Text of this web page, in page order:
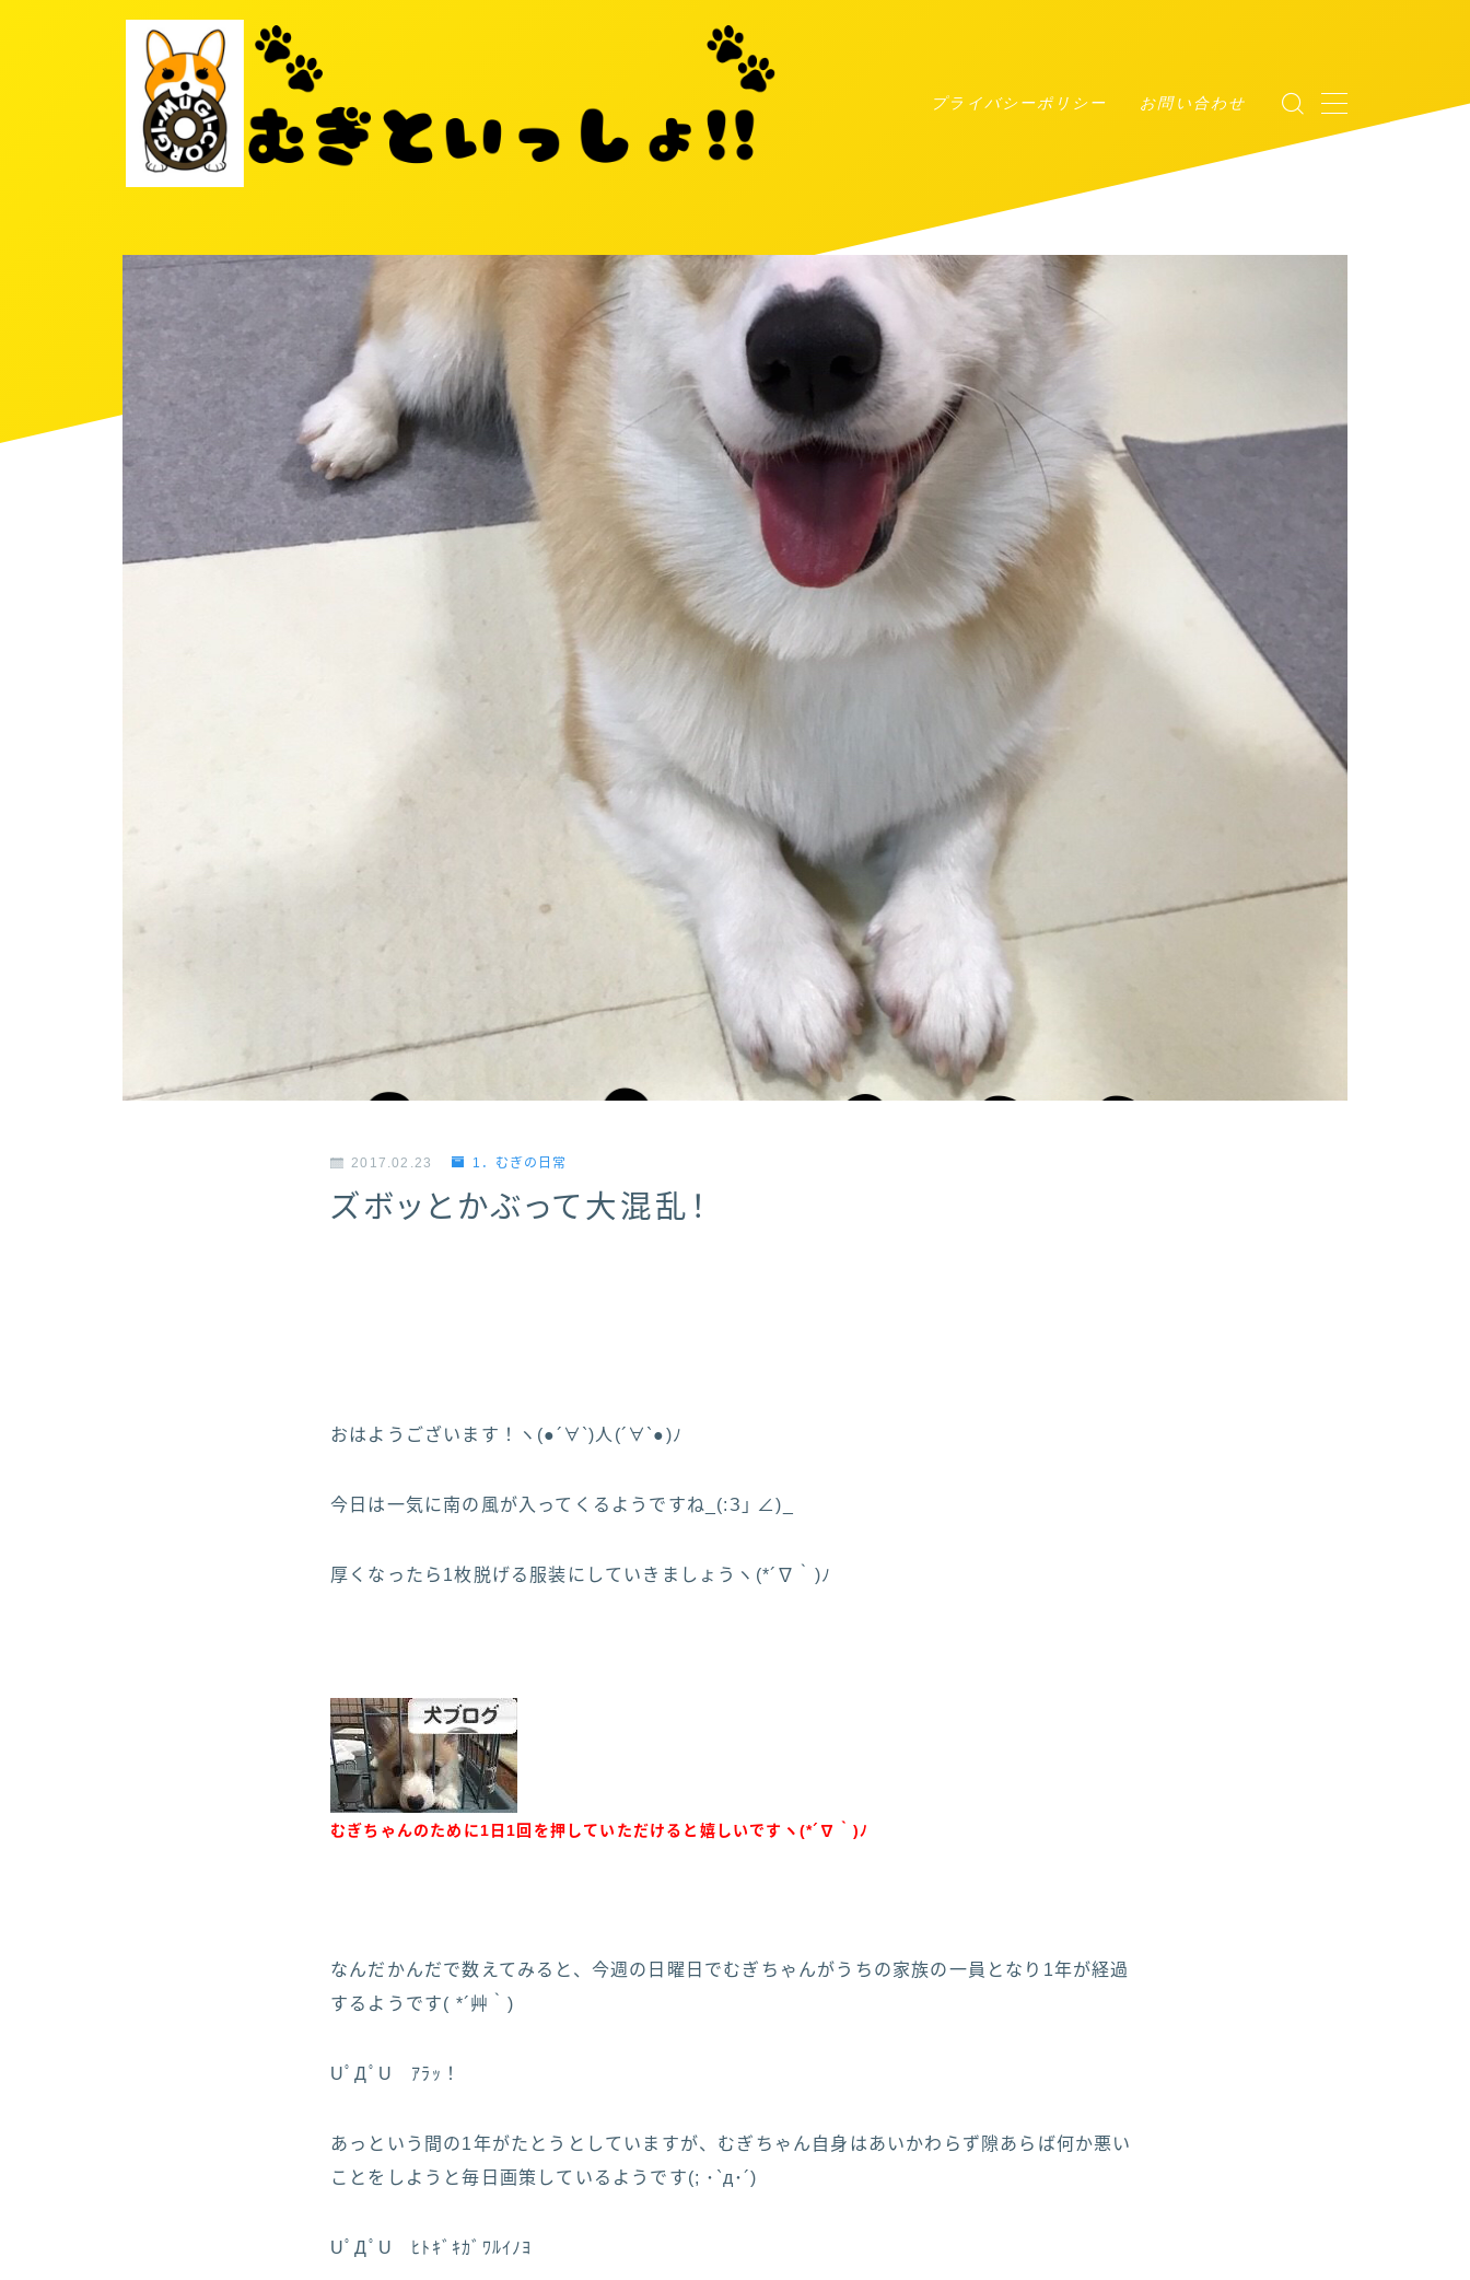
プライバシーポリシー お問い合わせ
MENU
お問い合わせ
2017.02.23 1．むぎの日常
ズボッとかぶって大混乱！
おはようございます！ヽ(●´∀`)人(´∀`●)ﾉ
今日は一気に南の風が入ってくるようですね_(:З｣ ∠)_
厚くなったら1枚脱げる服装にしていきましょうヽ(*´∇｀)ﾉ
むぎちゃんのために1日1回を押していただけると嬉しいですヽ(*´∇｀)ﾉ
なんだかんだで数えてみると、今週の日曜日でむぎちゃんがうちの家族の一員となり1年が経過
するようです( *´艸｀)
UﾟДﾟU ｱﾗｯ！
あっという間の1年がたとうとしていますが、むぎちゃん自身はあいかわらず隙あらば何か悪い
ことをしようと毎日画策しているようです(; ･`д･´)
UﾟДﾟU ﾋﾄｷﾞｷｶﾞﾜﾙｲﾉﾖ